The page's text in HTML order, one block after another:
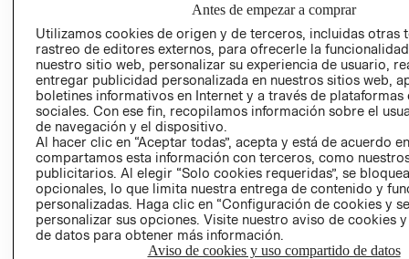
AVISO DE
COOKIES
LIBRO DE
Ecuador ($)
CAMBIAR REGIÓN
Antes de empezar a comprar
Utilizamos cookies de origen y de terceros, incluidas otras
rastreo de editores externos, para ofrecerle la
nuestro sitio web, personalizar su experiencia de usuario,
entregar publicidad personalizada en nuestros sitios web,
boletines informativos en Internet y a través de plataformas
sociales. Con ese fin, recopilamos información sobre el
de navegación y el dispositivo.
Al hacer clic en “Aceptar todas”, acepta y está de acuerdo
compartamos esta información con terceros, como
publicitarios. Al elegir “Solo cookies requeridas”, se
opcionales, lo que limita nuestra entrega de contenido y
personalizadas. Haga clic en “Configuración de cookies y
personalizar sus opciones. Visite nuestro aviso de cookies
de datos para obtener más información.
Aviso de cookies y uso compartido de datos